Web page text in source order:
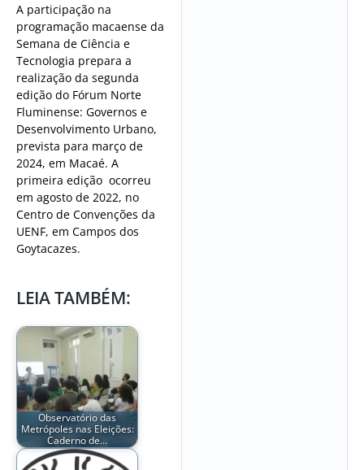
A participação na
programação macaense da
Semana de Ciência e
Tecnologia prepara a
realização da segunda
edição do Fórum Norte
Fluminense: Governos e
Desenvolvimento Urbano,
prevista para março de
2024, em Macaé. A
primeira edição ocorreu
em agosto de 2022, no
Centro de Convenções da
UENF, em Campos dos
Goytacazes.
LEIA TAMBÉM:
Observatório das
Metrópoles nas Eleições:
Caderno de…